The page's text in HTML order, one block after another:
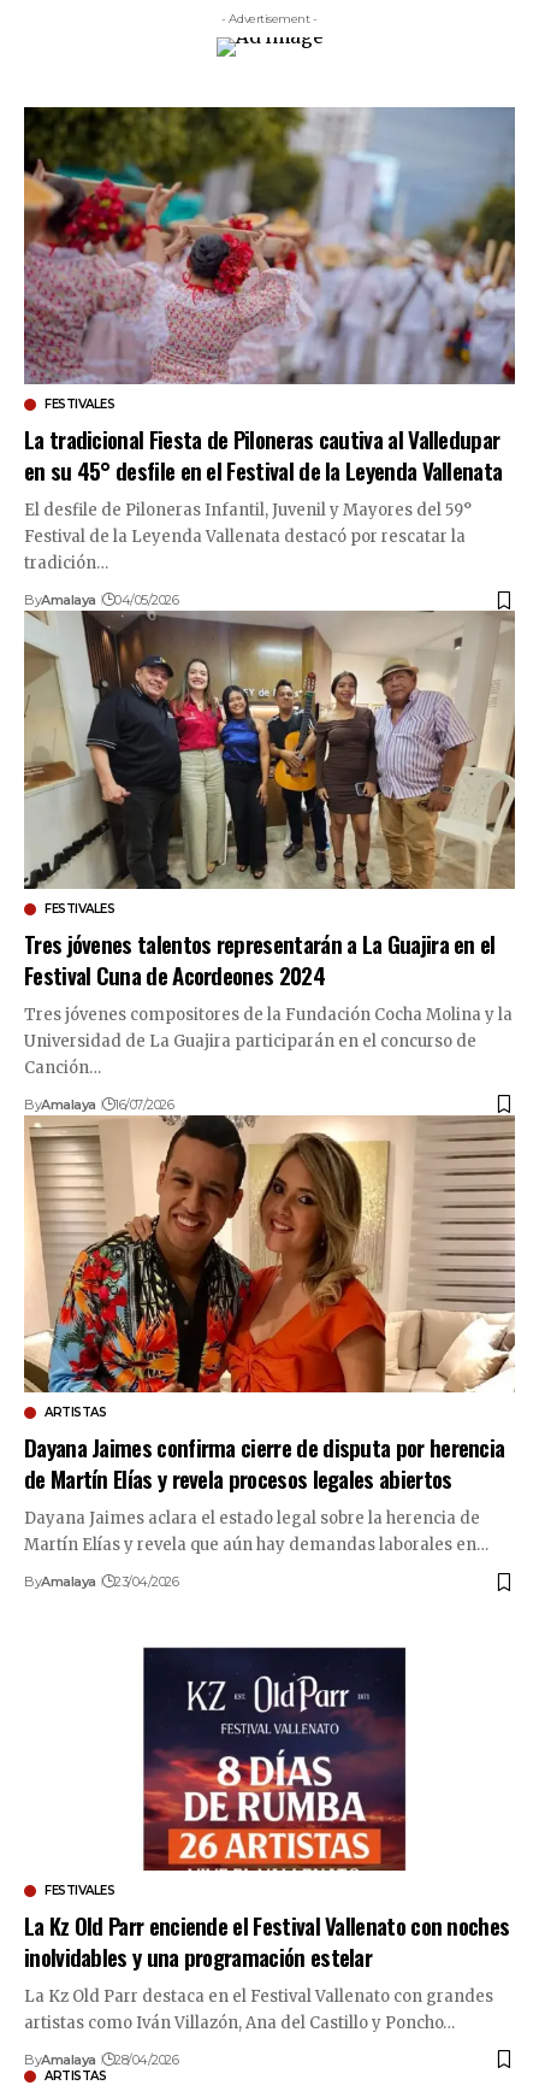
- Advertisement -
FESTIVALES
La tradicional Fiesta de Piloneras cautiva al Valledupar
en su 45° desfile en el Festival de la Leyenda Vallenata
El desfile de Piloneras Infantil, Juvenil y Mayores del 59°
Festival de la Leyenda Vallenata destacó por rescatar la
tradición…
ByAmalaya 04/05/2026
FESTIVALES
Tres jóvenes talentos representarán a La Guajira en el
Festival Cuna de Acordeones 2024
Tres jóvenes compositores de la Fundación Cocha Molina y la
Universidad de La Guajira participarán en el concurso de
Canción…
ByAmalaya 16/07/2026
ARTISTAS
Dayana Jaimes confirma cierre de disputa por herencia
de Martín Elías y revela procesos legales abiertos
Dayana Jaimes aclara el estado legal sobre la herencia de
Martín Elías y revela que aún hay demandas laborales en…
ByAmalaya 23/04/2026
FESTIVALES
La Kz Old Parr enciende el Festival Vallenato con noches
inolvidables y una programación estelar
La Kz Old Parr destaca en el Festival Vallenato con grandes
artistas como Iván Villazón, Ana del Castillo y Poncho…
ByAmalaya 28/04/2026
ARTISTAS